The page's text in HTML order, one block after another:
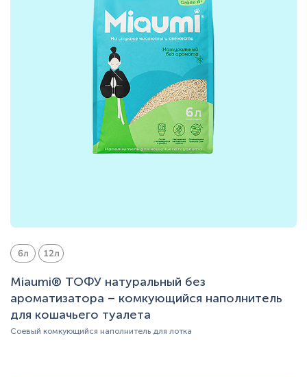
6л 12л
Miaumi® ТОФУ натуральный без
ароматизатора – комкующийся наполнитель
для кошачьего туалета
Соевый комкующийся наполнитель для лотка